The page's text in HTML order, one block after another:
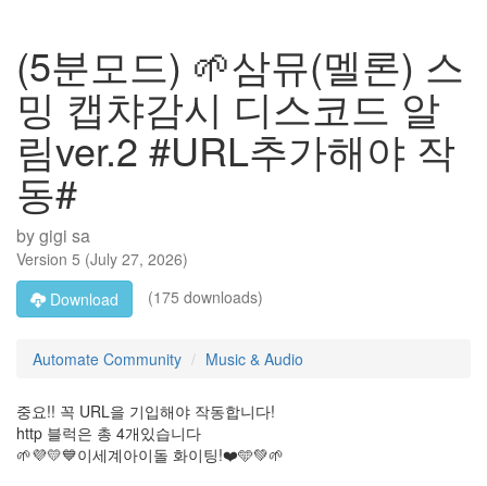
(5분모드) 🌱삼뮤(멜론) 스
밍 캡챠감시 디스코드 알
림ver.2 #URL추가해야 작
동#
bygigi sa
Version 5 (July 27, 2026)
Download
(175 downloads)
Automate Community Music & Audio
중요!! 꼭 URL을 기입해야 작동합니다!
http 블럭은 총 4개있습니다
🌱💜💛💙이세계아이돌 화이팅!❤️🩵💚🌱